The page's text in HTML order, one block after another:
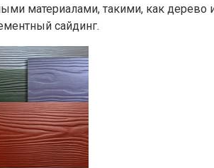
материалами, такими, как
сайдинг.